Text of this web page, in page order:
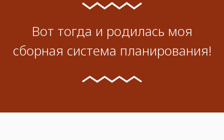
Вот тогда и родилась моя
сборная система планирования!